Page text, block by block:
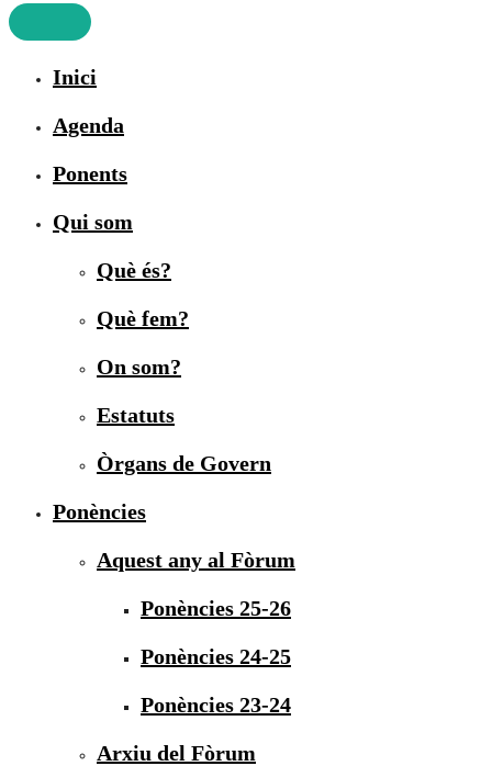
Inici
Agenda
Ponents
Qui som
Què és?
Què fem?
On som?
Estatuts
Òrgans de Govern
Ponències
Aquest any al Fòrum
Ponències 25-26
Ponències 24-25
Ponències 23-24
Arxiu del Fòrum